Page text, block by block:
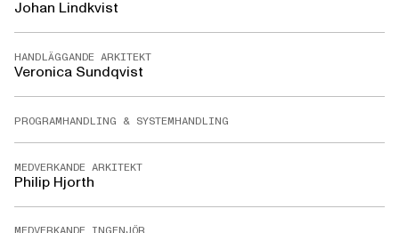
Johan Lindkvist
HANDLÄGGANDE ARKITEKT
Veronica Sundqvist
PROGRAMHANDLING & SYSTEMHANDLING
MEDVERKANDE ARKITEKT
Philip Hjorth
MEDVERKANDE INGENJÖR